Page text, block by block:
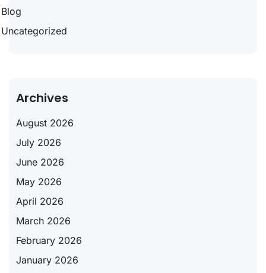
Blog
Uncategorized
Archives
August 2026
July 2026
June 2026
May 2026
April 2026
March 2026
February 2026
January 2026